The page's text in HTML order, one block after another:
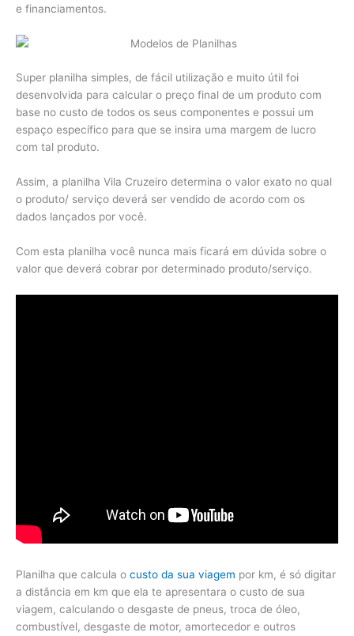
e financiamentos.
Super planilha simples, de fácil utilização e muito útil foi
desenvolvida para calcular o preço final de um produto com
base no custo de todos os seus componentes e possui um
espaço específico para que se insira uma margem de lucro
com tal produto.
Assim, a planilha Vila Cruzeiro determina o valor exato no qual
o produto/ serviço deverá ser vendido de acordo com os
dados lançados por você.
Com esta planilha você nunca mais ficará em dúvida sobre o
valor que deverá cobrar por determinado produto/serviço.
Planilha que calcula o custo da sua viagem por km, é só digitar
a distância em km que ela te apresentara o custo de sua
viagem, calculando o desgaste de pneus, troca de óleo,
combustível, desgaste de motor, amortecedor e outros